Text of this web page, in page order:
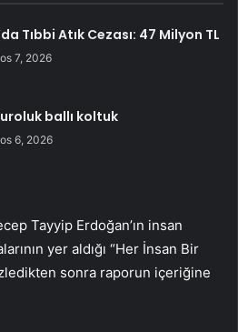
Tıbbi Atık Cezası: 47 Milyon TL
7, 2026
ballı koltuk
6, 2026
Tayyip Erdoğan’ın insan
yer aldığı “Her İnsan Bir
sonra raporun içeriğine